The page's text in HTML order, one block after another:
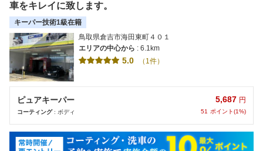
車をキレイに致します。
キーパー技術1級在籍
鳥取県倉吉市海田東町４０１
エリアの中心から : 6.1km
5.0 （1件）
ピュアキーパー
コーティング: ボディ
5,687 円
51 ポイント(1%)